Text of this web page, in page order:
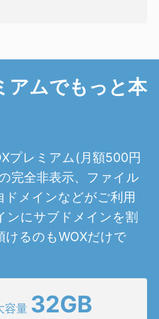
アムでもっと本
プレミアム(月額500円
完全非表示、ファイル
ドメインなどがご利用
ンにサブドメインを割
けるのもWOXだけで
量 32GB